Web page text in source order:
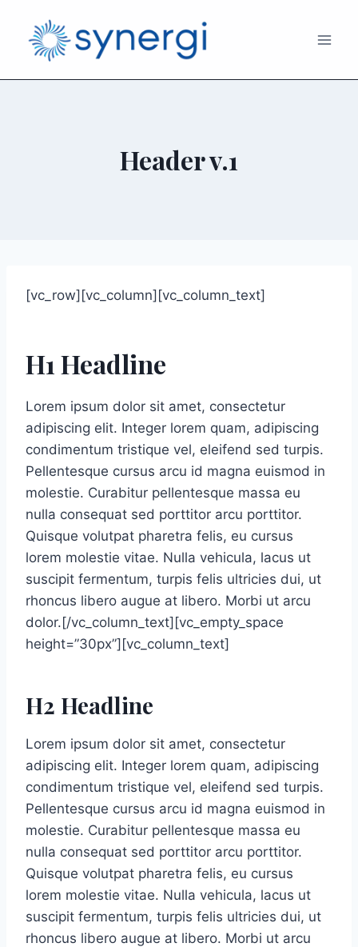
Header v.1
[vc_row][vc_column][vc_column_text]
H1 Headline
Lorem ipsum dolor sit amet, consectetur
adipiscing elit. Integer lorem quam, adipiscing
condimentum tristique vel, eleifend sed turpis.
Pellentesque cursus arcu id magna euismod in
molestie. Curabitur pellentesque massa eu
nulla consequat sed porttitor arcu porttitor.
Quisque volutpat pharetra felis, eu cursus
lorem molestie vitae. Nulla vehicula, lacus ut
suscipit fermentum, turpis felis ultricies dui, ut
rhoncus libero augue at libero. Morbi ut arcu
dolor.[/vc_column_text][vc_empty_space
height=”30px”][vc_column_text]
H2 Headline
Lorem ipsum dolor sit amet, consectetur
adipiscing elit. Integer lorem quam, adipiscing
condimentum tristique vel, eleifend sed turpis.
Pellentesque cursus arcu id magna euismod in
molestie. Curabitur pellentesque massa eu
nulla consequat sed porttitor arcu porttitor.
Quisque volutpat pharetra felis, eu cursus
lorem molestie vitae. Nulla vehicula, lacus ut
suscipit fermentum, turpis felis ultricies dui, ut
rhoncus libero augue at libero. Morbi ut arcu